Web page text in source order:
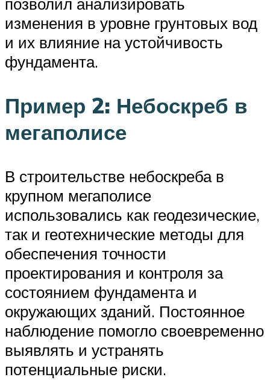
изменения в уровне грунтовых вод
и их влияние на устойчивость
фундамента.
Пример 2: Небоскреб в
мегаполисе
В строительстве небоскреба в
крупном мегаполисе
использовались как геодезические,
так и геотехнические методы для
обеспечения точности
проектирования и контроля за
состоянием фундамента и
окружающих зданий. Постоянное
наблюдение помогло своевременно
выявлять и устранять
потенциальные риски.